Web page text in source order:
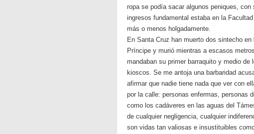
ropa se podía sacar algunos peniques,
ingresos fundamental estaba en la
más o menos holgadamente.
En Santa Cruz han muerto dos sintecho
Príncipe y murió mientras a escasos
mandaban su primer barraquito y medio
kioscos. Se me antoja una barbaridad
afirmar que nadie tiene nada que ver con
por la calle: personas enfermas, personas
como los cadáveres en las aguas del
de cualquier negligencia, cualquier
son vidas tan valiosas e insustituibles